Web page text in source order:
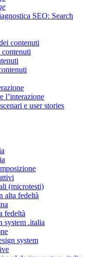
SEO: Search
contenuti
l’interazione
e user stories
(microtesti)
alta fedeltà
fedeltà
system .italia
system